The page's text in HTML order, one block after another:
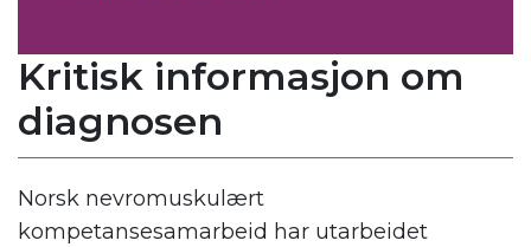
Kritisk informasjon om
diagnosen
Norsk nevromuskulært
kompetansesamarbeid har utarbeidet